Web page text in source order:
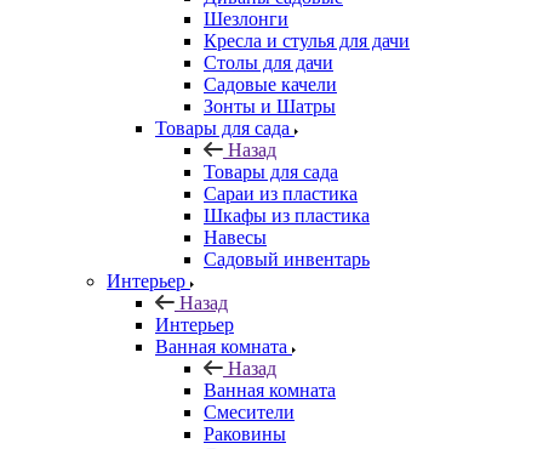
Шезлонги
Кресла и стулья для дачи
Столы для дачи
Садовые качели
Зонты и Шатры
Товары для сада
Назад
Товары для сада
Сараи из пластика
Шкафы из пластика
Навесы
Садовый инвентарь
Интерьер
Назад
Интерьер
Ванная комната
Назад
Ванная комната
Смесители
Раковины